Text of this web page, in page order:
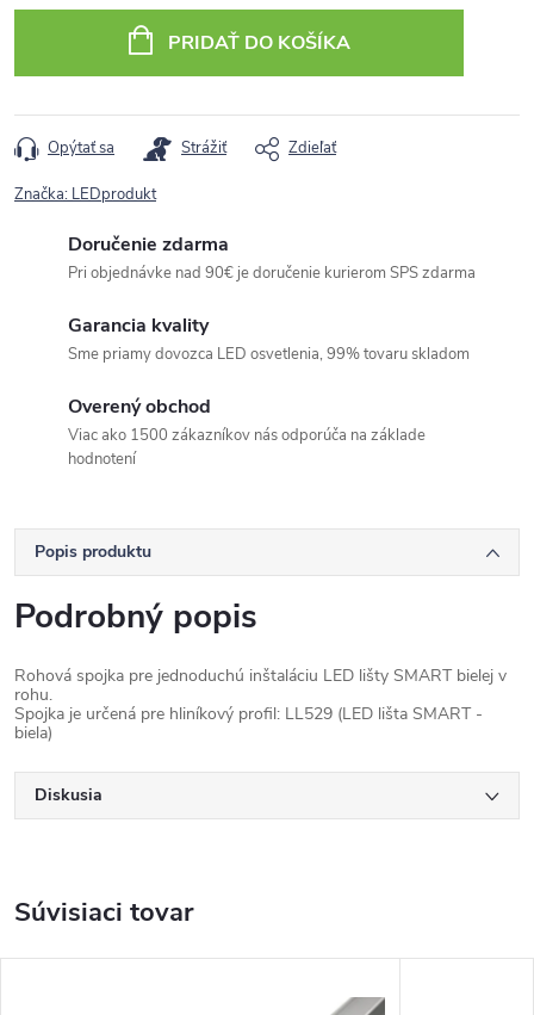
cena:
PRIDAŤ DO KOŠÍKA
Opýtať sa Strážiť Zdieľať
Značka: LEDprodukt
Doručenie zdarma
Pri objednávke nad 90€ je doručenie kurierom SPS zdarma
Garancia kvality
Sme priamy dovozca LED osvetlenia, 99% tovaru skladom
Overený obchod
Viac ako 1500 zákazníkov nás odporúča na základe
hodnotení
Popis produktu
Podrobný popis
Rohová spojka pre jednoduchú inštaláciu LED lišty SMART bielej v
rohu.
Spojka je určená pre hliníkový profil: LL529 (LED lišta SMART -
biela)
Diskusia
Súvisiaci tovar